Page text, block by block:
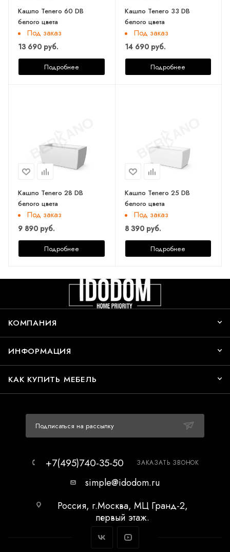
Кашпо Tenero 60 DB
белого цвета
Под заказ
13 690 руб.
Подробнее
Кашпо Tenero 33 DB
белого цвета
Под заказ
14 690 руб.
Подробнее
Кашпо Tenero 28 DB
белого цвета
Под заказ
9 890 руб.
Подробнее
Кашпо Tenero 25 DB
белого цвета
Под заказ
8 390 руб.
Подробнее
КОМПАНИЯ
ИНФОРМАЦИЯ
КАК КУПИТЬ МЕБЕЛЬ
Подписаться на рассылку
+7(495)740-35-50 ЗАКАЗАТЬ ЗВОНОК
simple@idodom.ru
Россия, г.Москва, МЦ Гранд-2,
первый этаж.